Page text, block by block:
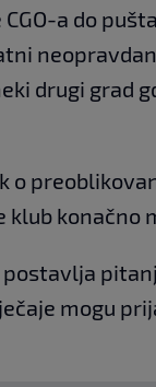
a do
drugi grad
o
klub
mogu